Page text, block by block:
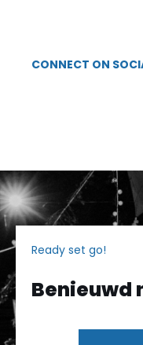
CONNECT ON
Ready set go!
Benieuwd